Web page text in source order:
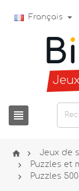
Français

  Jeux de
 Puzzles et
 Puzzles